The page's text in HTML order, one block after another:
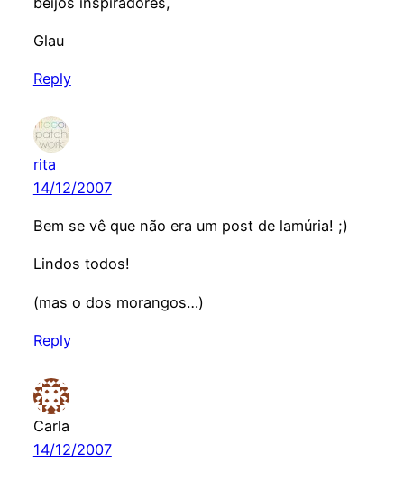
Glau
Reply
rita
14/12/2007
Bem se vê que não era um post de lamúria! ;)
Lindos todos!
(mas o dos morangos…)
Reply
Carla
14/12/2007